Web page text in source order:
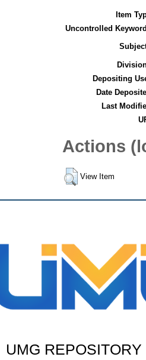
Item
Uncontrolled
Depositing
Date
Last
Actions
View Item
UMG